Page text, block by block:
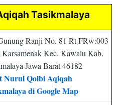
Tasikmalaya
Ranji No. 81 Rt FRw:003
Karsamenak Kec. Kawalu Kab.
Jawa Barat 46182
Nurul Qolbi Aqiqah
di Google Map